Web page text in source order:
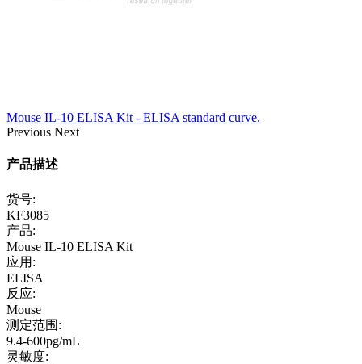
Mouse IL-10 ELISA Kit - ELISA standard curve.
Previous Next
产品描述
货号:
KF3085
产品:
Mouse IL-10 ELISA Kit
应用:
ELISA
反应:
Mouse
测定范围:
9.4-600pg/mL
灵敏度: